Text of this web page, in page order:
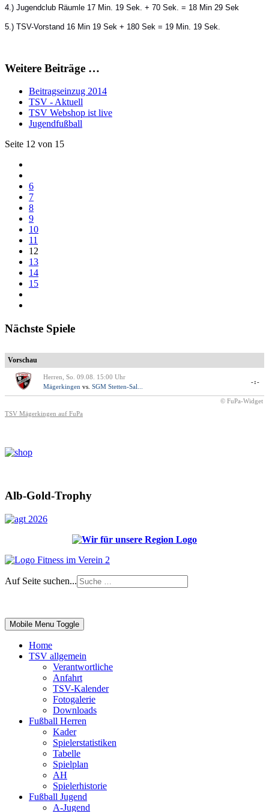
4.) Jugendclub Räumle 17 Min. 19 Sek. + 70 Sek. = 18 Min 29 Sek
5.) TSV-Vorstand 16 Min 19 Sek + 180 Sek = 19 Min. 19 Sek.
Weitere Beiträge …
Beitragseinzug 2014
TSV - Aktuell
TSV Webshop ist live
Jugendfußball
Seite 12 von 15
6
7
8
9
10
11
12
13
14
15
Nächste Spiele
Vorschau
Herren, So. 09.08. 15:00 Uhr
Mägerkingen vs. SGM Stetten-Sal...
-:-
© FuPa-Widget
TSV Mägerkingen auf FuPa
Alb-Gold-Trophy
Auf Seite suchen...
Mobile Menu Toggle
Home
TSV allgemein
Verantwortliche
Anfahrt
TSV-Kalender
Fotogalerie
Downloads
Fußball Herren
Kader
Spielerstatistiken
Tabelle
Spielplan
AH
Spielerhistorie
Fußball Jugend
A-Jugend